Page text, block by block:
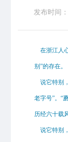
发布时间
在浙江人
别”的存在。
说它特别
老字号”。“
历经六十载
说它特别